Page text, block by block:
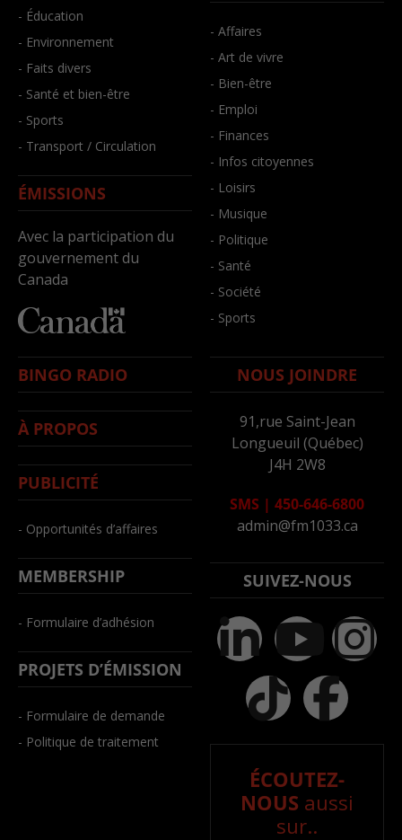
- Éducation
- Environnement
- Faits divers
- Santé et bien-être
- Sports
- Transport / Circulation
ÉMISSIONS
Avec la participation du
gouvernement du
Canada
- Affaires
- Art de vivre
- Bien-être
- Emploi
- Finances
- Infos citoyennes
- Loisirs
- Musique
- Politique
- Santé
- Société
- Sports
BINGO RADIO
À PROPOS
PUBLICITÉ
- Opportunités d’affaires
MEMBERSHIP
- Formulaire d’adhésion
PROJETS D’ÉMISSION
- Formulaire de demande
- Politique de traitement
NOUS JOINDRE
91,rue Saint-Jean
Longueuil (Québec)
J4H 2W8
SMS | 450-646-6800
admin@fm1033.ca
SUIVEZ-NOUS
ÉCOUTEZ-
NOUS aussi
sur..